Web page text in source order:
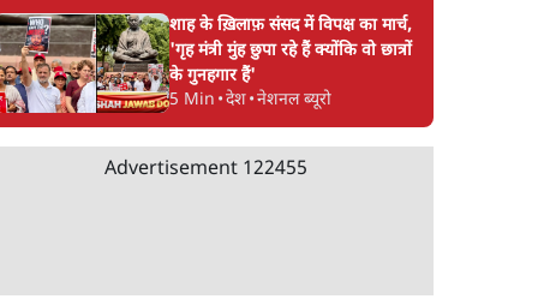
शाह के ख़िलाफ़ संसद में विपक्ष का मार्च,
'गृह मंत्री मुंह छुपा रहे हैं क्योंकि वो छात्रों
के गुनहगार हैं'
5 Min •देश•नेशनल ब्यूरो
Advertisement 122455